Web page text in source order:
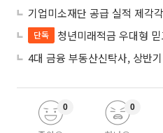
단독
청년미래적금 우대형 믿고 갈아탔는데 ‘
0 0